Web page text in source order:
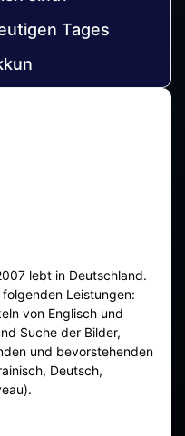
Tages
lebt in Deutschland.
Leistungen:
von Englisch und
Suche der Bilder,
und bevorstehenden
Deutsch,